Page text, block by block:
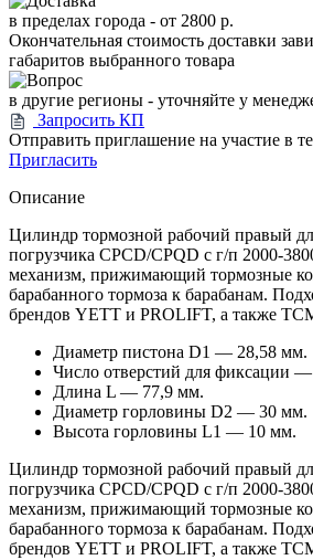
в пределах города - от 2800 р.
Окончательная стоимость доставки
габаритов выбранного товара
в другие регионы - уточняйте у
Запросить КП
Отправить приглашение на участие в
Пригласить
Описание
Цилиндр тормозной рабочий правый
погрузчика CPCD/CPQD с г/п 2000-
механизм, прижимающий тормозные
барабанного тормоза к барабанам.
брендов YETT и PROLIFT, а также
Диаметр пистона D1 — 28,58 мм.
Число отверстий для фиксации
Длина L — 77,9 мм.
Диаметр горловины D2 — 30 мм.
Высота горловины L1 — 10 мм.
Цилиндр тормозной рабочий правый
погрузчика CPCD/CPQD с г/п 2000-
механизм, прижимающий тормозные
барабанного тормоза к барабанам.
брендов YETT и PROLIFT, а также